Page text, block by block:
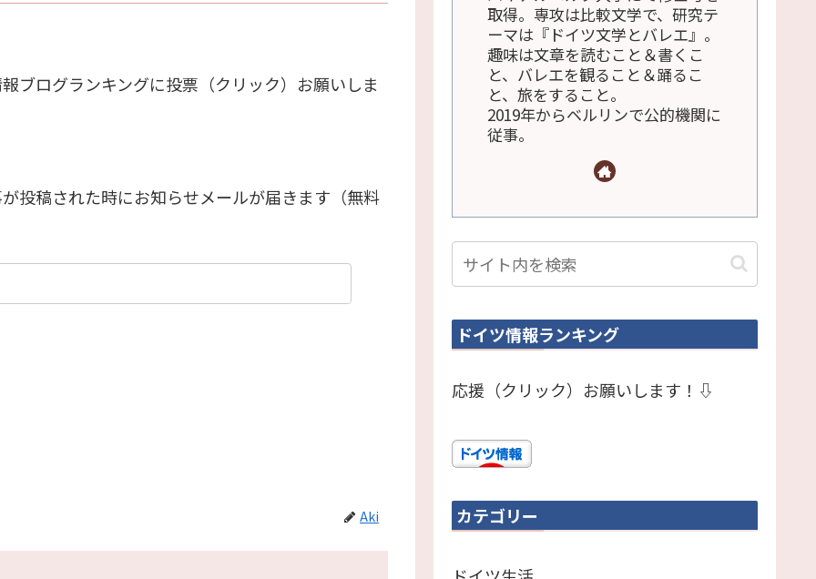
ブログランキングに投票（クリック）お願いしま
投稿された時にお知らせメールが届きます（無料
Aki
取得。専攻は比較文学で、研究テ
ーマは『ドイツ文学とバレエ』。
趣味は文章を読むこと＆書くこ
と、バレエを観ること＆踊るこ
と、旅をすること。
2019年からベルリンで公的機関に
従事。
ドイツ情報ランキング
応援（クリック）お願いします！⇩
カテゴリー